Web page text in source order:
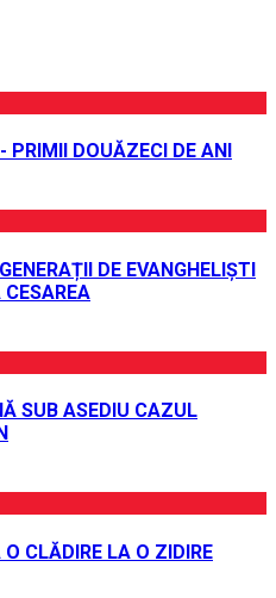
PRIMII DOUĂZECI DE ANI
DE EVANGHELIȘTI
SUB ASEDIU CAZUL
CLĂDIRE LA O ZIDIRE